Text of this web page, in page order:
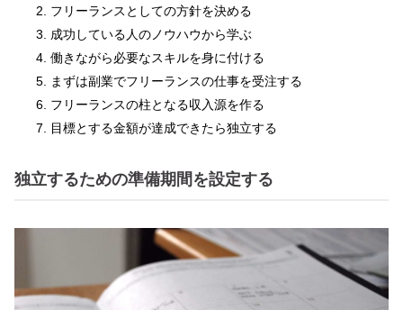
フリーランスとしての方針を決める
成功している人のノウハウから学ぶ
働きながら必要なスキルを身に付ける
まずは副業でフリーランスの仕事を受注する
フリーランスの柱となる収入源を作る
目標とする金額が達成できたら独立する
独立するための準備期間を設定する